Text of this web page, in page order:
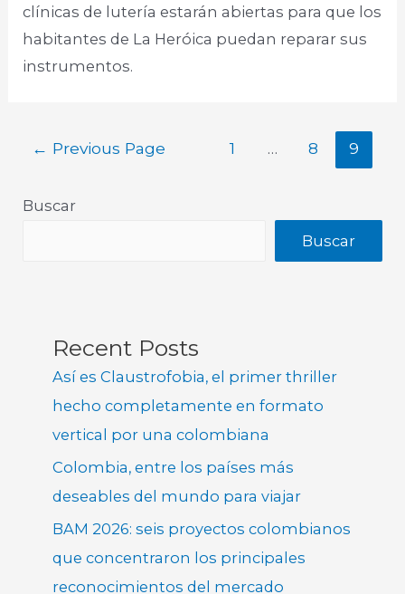
clínicas de lutería estarán abiertas para que los
habitantes de La Heróica puedan reparar sus
instrumentos.
← Previous Page 1 … 8 9
Buscar
Buscar
Recent Posts
Así es Claustrofobia, el primer thriller
hecho completamente en formato
vertical por una colombiana
Colombia, entre los países más
deseables del mundo para viajar
BAM 2026: seis proyectos colombianos
que concentraron los principales
reconocimientos del mercado